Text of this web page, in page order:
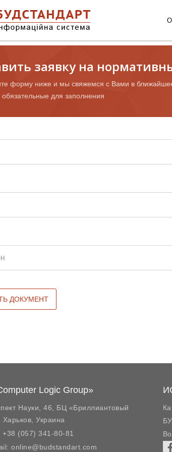
заявку на
форму ниже и мы свяжемся с Вами в
для заполнения
Logic Group»
Науки, 46, БЦ «Бриллиантовый
Харьков Украина
+38 (057) 341-80-81
online@budstandart.com